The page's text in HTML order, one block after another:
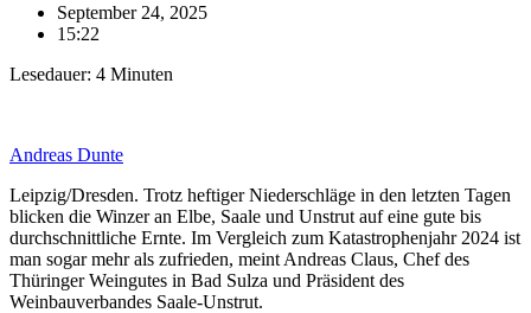
September 24, 2025
15:22
Lesedauer: 4 Minuten
Andreas Dunte
Leipzig/Dresden. Trotz heftiger Niederschläge in den letzten Tagen
blicken die Winzer an Elbe, Saale und Unstrut auf eine gute bis
durchschnittliche Ernte. Im Vergleich zum Katastrophenjahr 2024 ist
man sogar mehr als zufrieden, meint Andreas Claus, Chef des
Thüringer Weingutes in Bad Sulza und Präsident des
Weinbauverbandes Saale-Unstrut.